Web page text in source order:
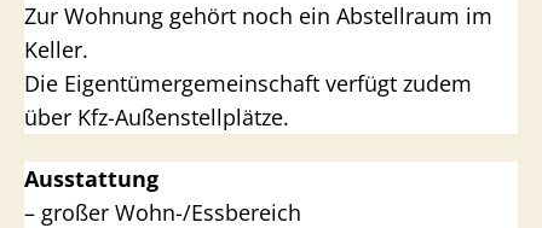
Zur Wohnung gehört noch ein Abstellraum im
Keller.
Die Eigentümergemeinschaft verfügt zudem
über Kfz-Außenstellplätze.
Ausstattung
– großer Wohn-/Essbereich